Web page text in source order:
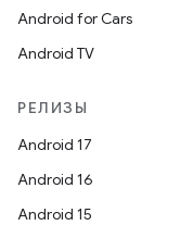
Android for Cars
Android TV
РЕЛИЗЫ
Android 17
Android 16
Android 15